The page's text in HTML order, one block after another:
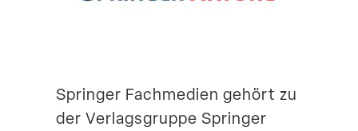
Springer Fachmedien gehört zu
der Verlags­gruppe Springer